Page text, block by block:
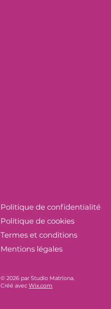
Politique de confidentialité
Politique de cookies
Termes et conditions
Mentions légales
© 2026 par Studio Matrïona.
Créé avec Wix.com